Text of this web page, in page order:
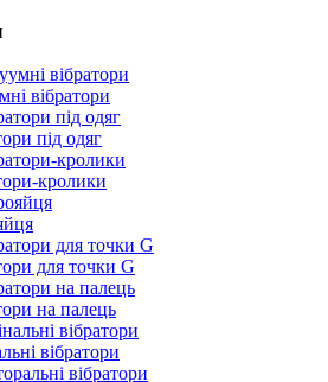
вібратори
під одяг
кролики
для точки G
на палець
вібратори